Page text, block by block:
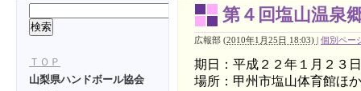
第４回塩山温泉
広報部 (2010年1月25日 18:03) | 個別ペー
期日：平成２２年１月２３
場所：甲州市塩山体育館ほか
ＴＯＰ
山梨県ハンドボール協会